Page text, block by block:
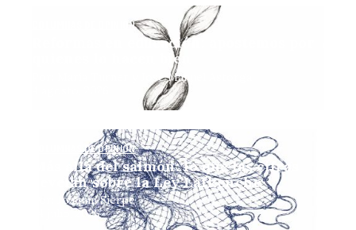
COLUMNAS DE OPINIÓN
Reformas en educación: apostemos por
quienes lo hacen bien
Por: María Turner y José Manuel Astorga
COLUMNAS DE OPINIÓN
Más allá del salmón: lo que las cifras
revelan sobre la Ley Lafkenche
Por: Joaquín Sierpe
24 julio, 2026